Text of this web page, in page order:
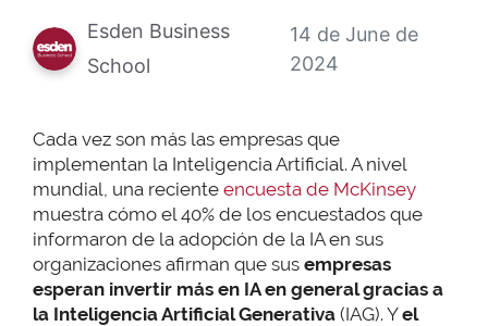
Esden Business
School
14 de June de
2024
Cada vez son más las empresas que
implementan la Inteligencia Artificial. A nivel
mundial, una reciente encuesta de McKinsey
muestra cómo el 40% de los encuestados que
informaron de la adopción de la IA en sus
organizaciones afirman que sus empresas
esperan invertir más en IA en general gracias a
la Inteligencia Artificial Generativa (IAG). Yel